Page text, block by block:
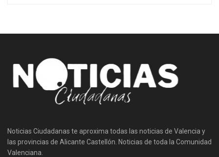
Noticias Ciudadanas te aproxima todas las noticias de Valencia y
las provincias de Alicante Castellón. Noticias de toda la Comunidad
Valenciana.